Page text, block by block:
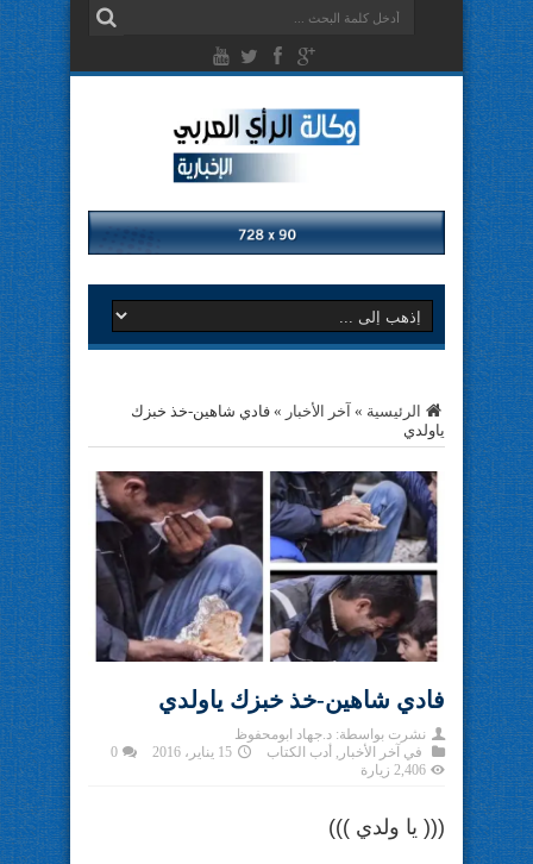
الرئيسية » آخر الأخبار » فادي شاهين-خذ خبزك
ياولدي
فادي شاهين-خذ خبزك ياولدي
نشرت بواسطة: د.جهاد ابومحفوظ
في آخر الأخبار أدب الكتاب 15 يناير، 2016
0
2,406 زيارة
((( يا ولدي )))